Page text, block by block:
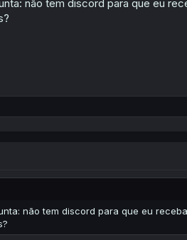
não tem discord para que eu
não tem discord para que eu